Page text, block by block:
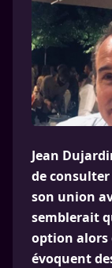
Jean
de
son union
semblerait
option alors
évoquent